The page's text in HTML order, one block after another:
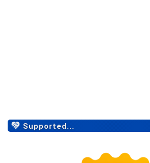
Supported...